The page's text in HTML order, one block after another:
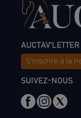
AUCTAV'LETTER
S'inscrire à la
SUIVEZ-NOUS